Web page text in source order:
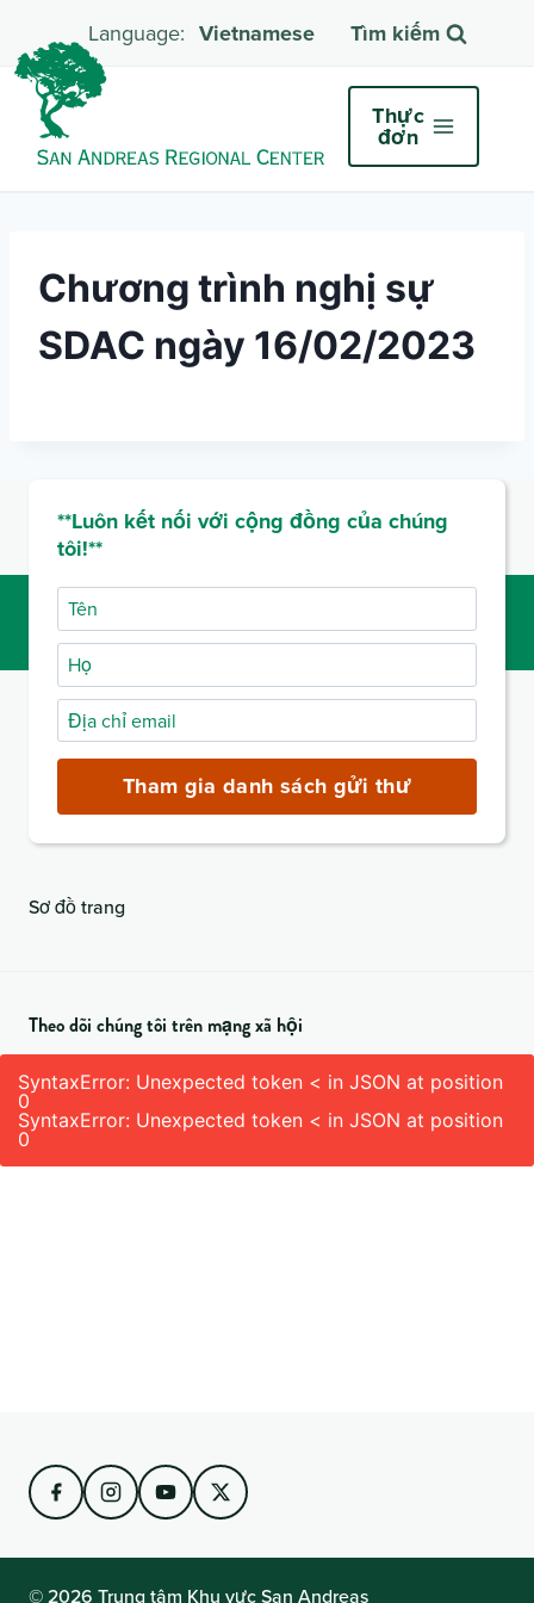
Vietnamese Tìm kiếm
Thực
đơn
Chương trình nghị sự
SDAC ngày 16/02/2023
**Luôn kết nối với cộng đồng của chúng
tôi!**
Tên
Họ
Địa
chỉ
(bắt
buộc)
Tham gia danh sách gửi thư
Sơ đồ trang
Theo dõi chúng tôi trên mạng xã hội
SyntaxError: Unexpected token < in JSON at position
0
SyntaxError: Unexpected token < in JSON at position
0
© 2026 Trung tâm Khu vực San Andreas